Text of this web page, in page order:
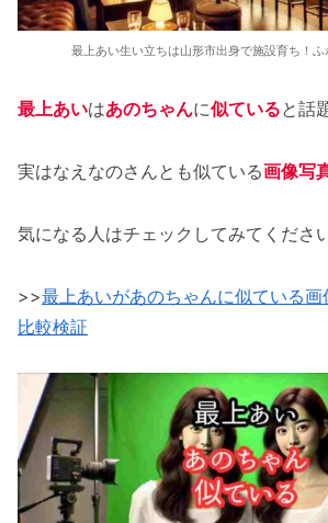
最上あい生い立ちは山形市出身で施設育ち！
最上あいはあのちゃんに似ていると話
実はなえなのさんとも似ている画像写
気になる人はチェックしてみてくださ
>>最上あいがあのちゃんに似ている画
比較検証